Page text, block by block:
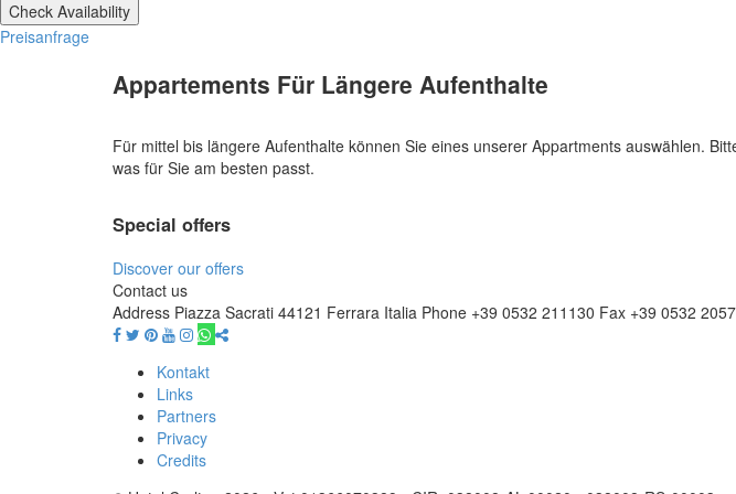
Preisanfrage
Appartements Für Längere Aufenthalte
Für mittel bis längere Aufenthalte können Sie eines unserer Appartments auswählen.
was für Sie am besten passt.
Special offers
Discover our offers
Contact us
Address Piazza Sacrati 44121 Ferrara Italia Phone +39 0532 211130 Fax +39 0532
Kontakt
Links
Partners
Privacy
Credits